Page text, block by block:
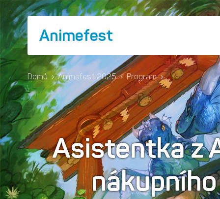
Animefest
Domů › Animefest 2025 › Program ›
Asistentka z